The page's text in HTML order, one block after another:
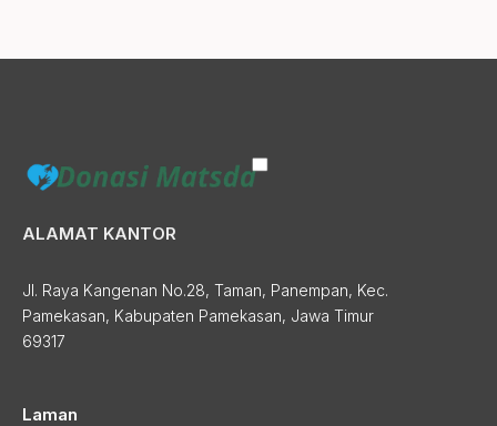
ALAMAT KANTOR
Jl. Raya Kangenan No.28, Taman, Panempan, Kec.
Pamekasan, Kabupaten Pamekasan, Jawa Timur
69317
Laman